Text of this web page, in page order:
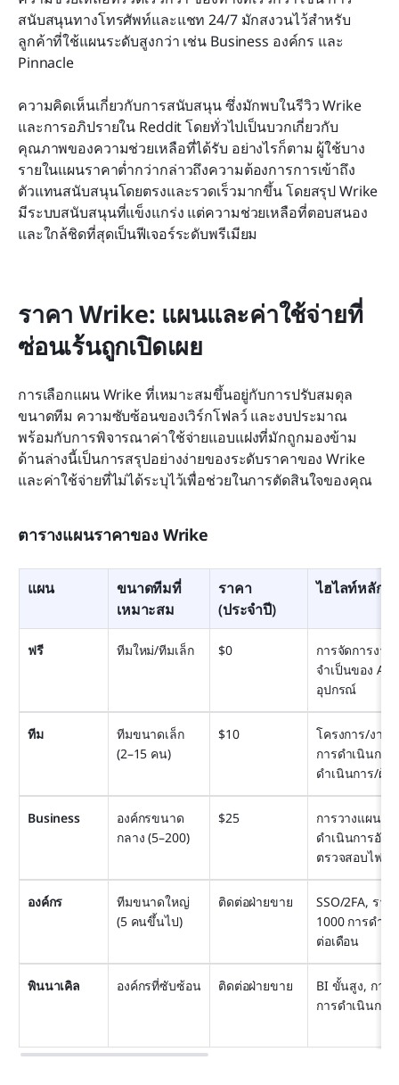
สนับสนุนทางโทรศัพท์และแชท 24/7 มักสงวนไว้สำหรับ
ลูกค้าที่ใช้แผนระดับสูงกว่า เช่น Business องค์กร และ
Pinnacle
ความคิดเห็นเกี่ยวกับการสนับสนุน ซึ่งมักพบในรีวิว Wrike
และการอภิปรายใน Reddit โดยทั่วไปเป็นบวกเกี่ยวกับ
คุณภาพของความช่วยเหลือที่ได้รับ อย่างไรก็ตาม ผู้ใช้บาง
รายในแผนราคาต่ำกว่ากล่าวถึงความต้องการการเข้าถึง
ตัวแทนสนับสนุนโดยตรงและรวดเร็วมากขึ้น โดยสรุป Wrike
มีระบบสนับสนุนที่แข็งแกร่ง แต่ความช่วยเหลือที่ตอบสนอง
และใกล้ชิดที่สุดเป็นฟีเจอร์ระดับพรีเมียม
ราคา Wrike: แผนและค่าใช้จ่ายที่
ซ่อนเร้นถูกเปิดเผย
การเลือกแผน Wrike ที่เหมาะสมขึ้นอยู่กับการปรับสมดุล
ขนาดทีม ความซับซ้อนของเวิร์กโฟลว์ และงบประมาณ
พร้อมกับการพิจารณาค่าใช้จ่ายแอบแฝงที่มักถูกมองข้าม
ด้านล่างนี้เป็นการสรุปอย่างง่ายของระดับราคาของ Wrike
และค่าใช้จ่ายที่ไม่ได้ระบุไว้เพื่อช่วยในการตัดสินใจของคุณ
ตารางแผนราคาของ Wrike
แผน
ขนาดทีมที่
เหมาะสม
ราคา
(ประจำปี)
ไฮไลท์หลัก
ฟรี ทีมใหม่/ทีมเล็ก $0
การจัดการงา
จำเป็นของ AI,
อุปกรณ์
ทีม
ทีมขนาดเล็ก
(2–15 คน)
$10
โครงการ/งาน
การดำเนินกา
ดำเนินการ/ผู้ใ
Business
องค์กรขนาด
กลาง (5–200)
$25
การวางแผนท
ดำเนินการอัต
ตรวจสอบไฟล์/
องค์กร
ทีมขนาดใหญ่
(5 คนขึ้นไป)
ติดต่อฝ่ายขาย
SSO/2FA, รา
1000 การดำเ
ต่อเดือน
พินนาเคิล องค์กรที่ซับซ้อน ติดต่อฝ่ายขาย
BI ขั้นสูง, การ
การดำเนินกา